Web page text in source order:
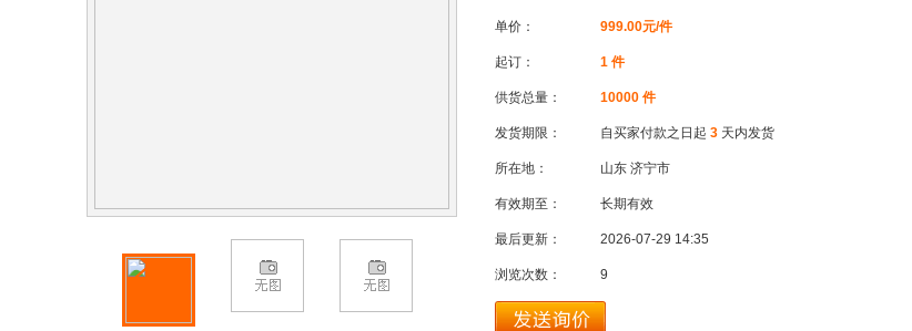
单价： 999.00元/件
起订： 1 件
供货总量： 10000 件
发货期限： 自买家付款之日起 3 天内发货
所在地： 山东 济宁市
有效期至： 长期有效
最后更新： 2026-07-29 14:35
浏览次数： 9